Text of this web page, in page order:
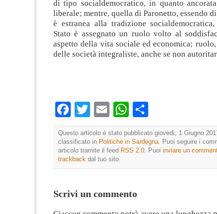
di tipo socialdemocratico, in quanto
liberale; mentre, quella di Paronetto, essendo
è estranea alla tradizione
Stato è assegnato un ruolo volto al
aspetto della vita sociale ed economica;
delle società integraliste, anche se non
Facebook
TwitterEmailWhatsApp
Questo articolo è stato pubblicato giovedì, 1 Giugno
classificato in Politiche in Sardegna. Puoi seguire i
articolo tramite il feed RSS 2.0. Puoi inviare un
trackback dal tuo sito.
Scrivi un commento